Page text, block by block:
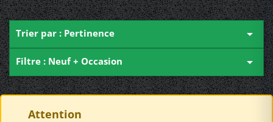
Trier par : Pertinence 
Filtre : Neuf + Occasion 
Attention